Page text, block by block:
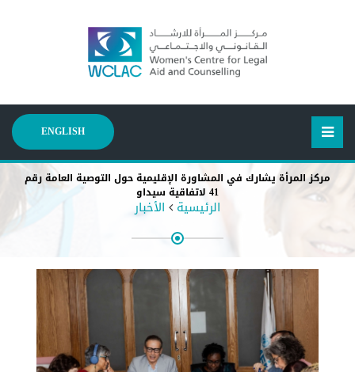
ENGLISH
مركز المرأة يشارك في المشاورة الإقليمية حول التوصية العامة رقم
41 لاتفاقية سيداو
الرئيسية الأخبار